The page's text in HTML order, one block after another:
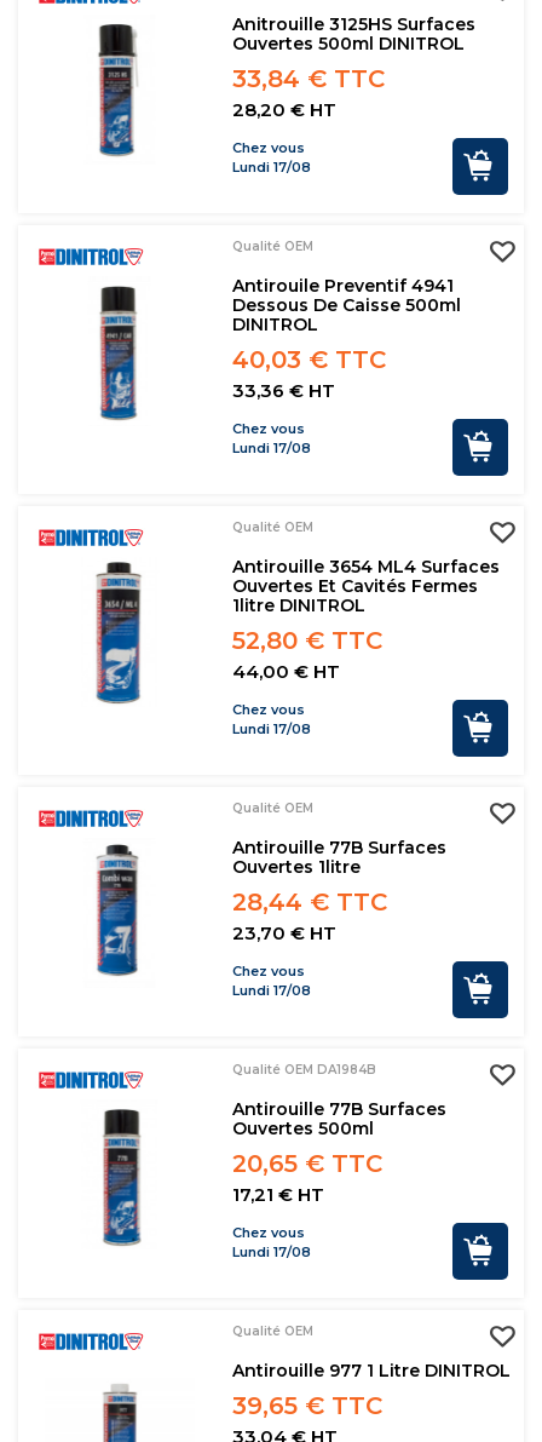
Anitrouille 3125HS Surfaces
Ouvertes 500ml DINITROL
33,84 € TTC
28,20 € HT
Chez vous
Lundi 17/08
Qualité OEM
Antirouile Preventif 4941
Dessous De Caisse 500ml
DINITROL
40,03 € TTC
33,36 € HT
Chez vous
Lundi 17/08
Qualité OEM
Antirouille 3654 ML4 Surfaces
Ouvertes Et Cavités Fermes
1litre DINITROL
52,80 € TTC
44,00 € HT
Chez vous
Lundi 17/08
Qualité OEM
Antirouille 77B Surfaces
Ouvertes 1litre
28,44 € TTC
23,70 € HT
Chez vous
Lundi 17/08
Qualité OEM DA1984B
Antirouille 77B Surfaces
Ouvertes 500ml
20,65 € TTC
17,21 € HT
Chez vous
Lundi 17/08
Qualité OEM
Antirouille 977 1 Litre DINITROL
39,65 € TTC
33,04 € HT